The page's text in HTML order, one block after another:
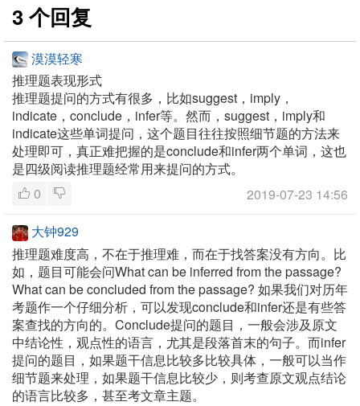
3 个回复
漠漠轻寒
推理题表现形式
推理题提问的方式有很多，比如suggest，imply，
indicate，conclude，infer等。然而，suggest，imply和
indicate这些单词提问，这个题目往往按照细节题的方法来
处理即可，真正难把握的是conclude和infer两个单词，这也
是四级阅读推理题经常用来提问的方式。
0
2019-07-23 14:56
大钟929
推理题难度高，不在于推理难，而在于找答案没有方向。比
如，题目可能会问What can be inferred from the passage?
What can be concluded from the passage? 如果我们对历年
考题作一个仔细分析，可以发现conclude和infer还是有些答
案查找的方向的。Conclude提问的题目，一般会涉及原文
中结论性，观点性的语言，尤其是段落首末的句子。而infer
提问的题目，如果题干信息比较多比较具体，一般可以当作
细节题来处理，如果题干信息比较少，则考查原文观点结论
的语言比较多，甚至考文章主题。